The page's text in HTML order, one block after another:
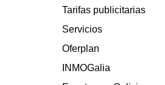
Tarifas publicitarias
Servicios
Oferplan
INMOGalia